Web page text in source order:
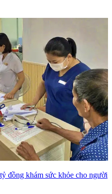
đồng khám sức khỏe cho người